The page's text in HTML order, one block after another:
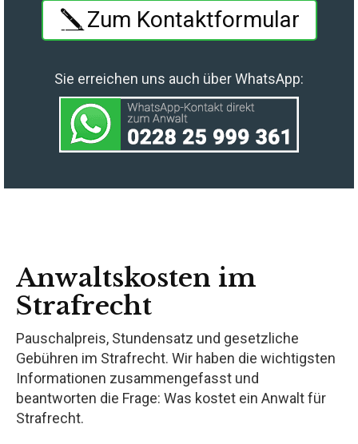
Zum Kontaktformular
Sie erreichen uns auch über WhatsApp:
Anwaltskosten im
Strafrecht
Pauschalpreis, Stundensatz und gesetzliche
Gebühren im Strafrecht. Wir haben die wichtigsten
Informationen zusammengefasst und
beantworten die Frage: Was kostet ein Anwalt für
Strafrecht.